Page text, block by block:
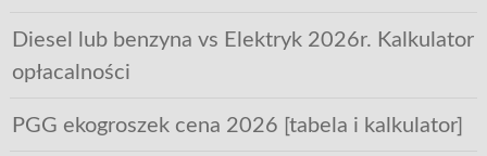
Diesel lub benzyna vs Elektryk 2026r. Kalkulator
opłacalności
PGG ekogroszek cena 2026 [tabela i kalkulator]